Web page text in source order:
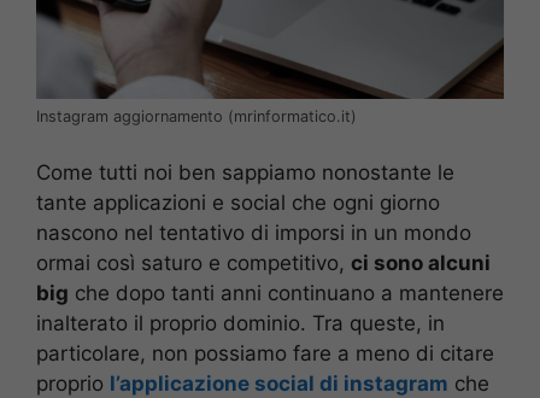
Instagram aggiornamento (mrinformatico.it)
Come tutti noi ben sappiamo nonostante le
tante applicazioni e social che ogni giorno
nascono nel tentativo di imporsi in un mondo
ormai così saturo e competitivo, ci sono alcuni
big che dopo tanti anni continuano a mantenere
inalterato il proprio dominio. Tra queste, in
particolare, non possiamo fare a meno di citare
proprio l’applicazione social di instagram che